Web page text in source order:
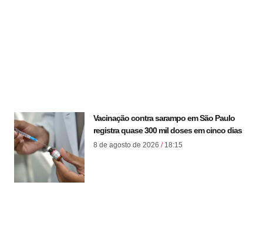
Vacinação contra sarampo em São Paulo
registra quase 300 mil doses em cinco dias
8 de agosto de 2026 18:15